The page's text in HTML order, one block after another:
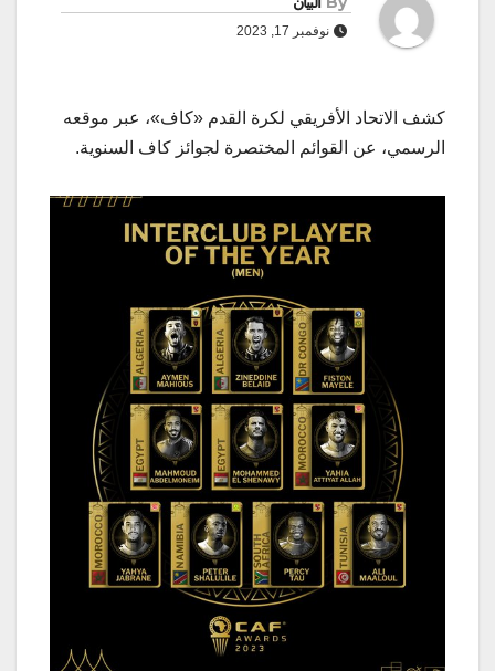
نوفمبر 17, 2023
كشف الاتحاد الأفريقي لكرة القدم «كاف»، عبر موقعه
الرسمي، عن القوائم المختصرة لجوائز كاف السنوية.